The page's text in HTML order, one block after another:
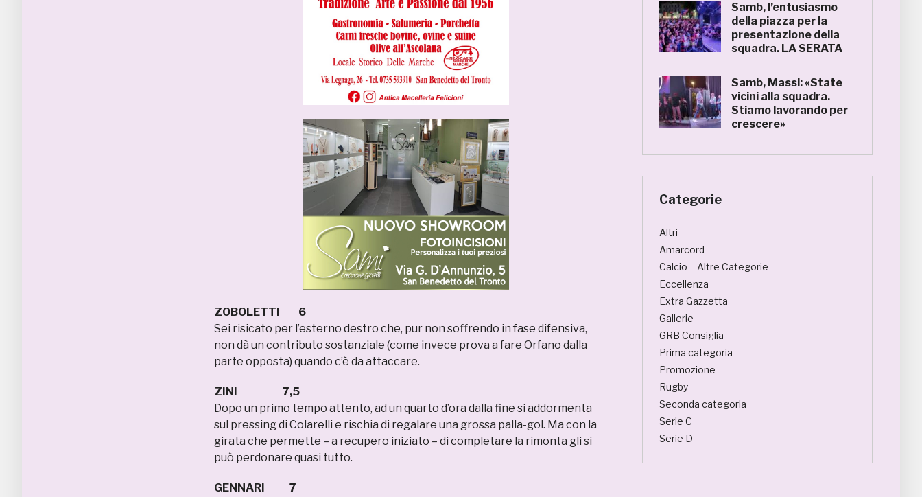
ZOBOLETTI 6
Sei risicato per l’esterno destro che, pur non soffrendo in fase difensiva,
non dà un contributo sostanziale (come invece prova a fare Orfano dalla
parte opposta) quando c’è da attaccare.
ZINI 7,5
Dopo un primo tempo attento, ad un quarto d’ora dalla fine si addormenta
sul pressing di Colarelli e rischia di regalare una grossa palla-gol. Ma con la
girata che permette – a recupero iniziato – di completare la rimonta gli si
può perdonare quasi tutto.
GENNARI 7
Samb, l’entusiasmo
della piazza per la
presentazione della
squadra. LA SERATA
Samb, Massi: «State
vicini alla squadra.
Stiamo lavorando per
crescere»
Categorie
Altri
Amarcord
Calcio – Altre Categorie
Eccellenza
Extra Gazzetta
Gallerie
GRB Consiglia
Prima categoria
Promozione
Rugby
Seconda categoria
Serie C
Serie D